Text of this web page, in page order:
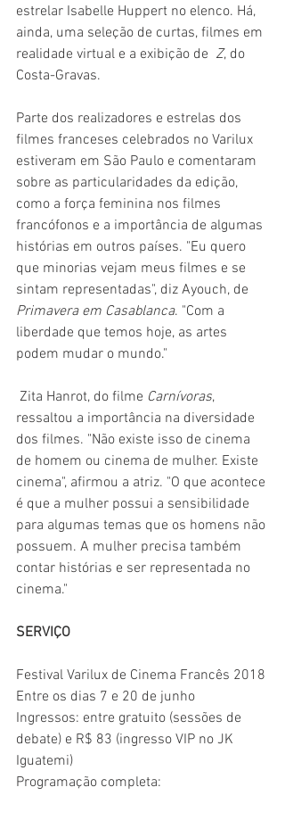
estrelar Isabelle Huppert no elenco. Há,
ainda, uma seleção de curtas, filmes em
realidade virtual e a exibição de Z, do
Costa-Gravas.
Parte dos realizadores e estrelas dos
filmes franceses celebrados no Varilux
estiveram em São Paulo e comentaram
sobre as particularidades da edição,
como a força feminina nos filmes
francófonos e a importância de algumas
histórias em outros países. "Eu quero
que minorias vejam meus filmes e se
sintam representadas", diz Ayouch, de
Primavera em Casablanca. "Com a
liberdade que temos hoje, as artes
podem mudar o mundo."
Zita Hanrot, do filme Carnívoras,
ressaltou a importância na diversidade
dos filmes. "Não existe isso de cinema
de homem ou cinema de mulher. Existe
cinema", afirmou a atriz. "O que acontece
é que a mulher possui a sensibilidade
para algumas temas que os homens não
possuem. A mulher precisa também
contar histórias e ser representada no
cinema."
SERVIÇO
Festival Varilux de Cinema Francês 2018
Entre os dias 7 e 20 de junho
Ingressos: entre gratuito (sessões de
debate) e R$ 83 (ingresso VIP no JK
Iguatemi)
Programação completa: